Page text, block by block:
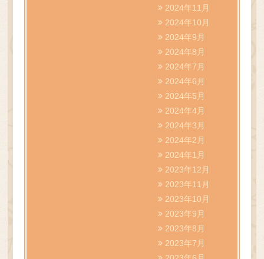
2024年11月
2024年10月
2024年9月
2024年8月
2024年7月
2024年6月
2024年5月
2024年4月
2024年3月
2024年2月
2024年1月
2023年12月
2023年11月
2023年10月
2023年9月
2023年8月
2023年7月